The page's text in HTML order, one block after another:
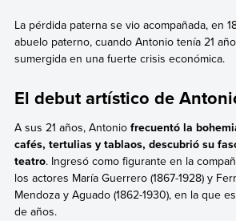
La pérdida paterna se vio acompañada, en
abuelo paterno, cuando Antonio tenía 21
sumergida en una fuerte crisis económica.
El debut artístico de
A sus 21 años, Antonio frecuentó la
cafés, tertulias y tablaos, descubrió su
teatro. Ingresó como figurante en la
los actores María Guerrero (1867-1928) y
Mendoza y Aguado (1862-1930), en la que
de años.